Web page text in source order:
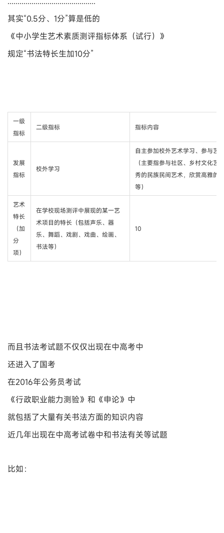
其实“0.5分、1分”算是低的
《中小学生艺术素质测评指标体系（试行）》
规定“书法特长生加10分”
一级
指标
二级指标 指标内容
发展
指标
校外学习
自主参加校外艺术学习、参与艺
（主要指参与社区、乡村文化艺
秀的民族民间艺术，欣赏高雅的
等）
艺术
特长
（加
分
项）
在学校现场测评中展现的某一艺
术项目的特长（包括声乐、器
乐、舞蹈、戏剧、戏曲、绘画、
书法等）
10
而且书法考试题不仅仅出现在中高考中
还进入了国考
在2016年公务员考试
《行政职业能力测验》和《申论》中
就包括了大量有关书法方面的知识内容
近几年出现在中高考试卷中和书法有关等试题
比如：